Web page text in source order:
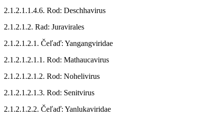
2.1.2.1.1.4.6. Rod: Deschhavirus
2.1.2.1.2. Rad: Juravirales
2.1.2.1.2.1. Čeľaď: Yangangviridae
2.1.2.1.2.1.1. Rod: Mathaucavirus
2.1.2.1.2.1.2. Rod: Nohelivirus
2.1.2.1.2.1.3. Rod: Senitvirus
2.1.2.1.2.2. Čeľaď: Yanlukaviridae